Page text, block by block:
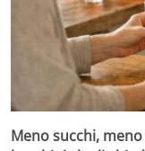
Meno succhi,